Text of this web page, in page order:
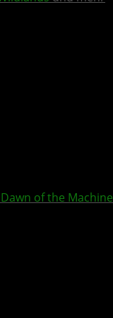
Dawn of the Machine